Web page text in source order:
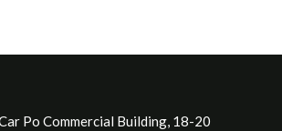
Po Commercial Building, 18-20